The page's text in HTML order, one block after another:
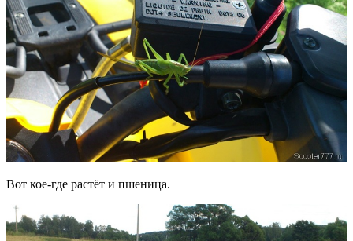
Вот кое-где растёт и пшеница.